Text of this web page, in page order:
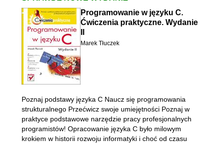
Programowanie w języku C.
Ćwiczenia praktyczne. Wydanie
Marek Tłuczek
Poznaj podstawy języka C Naucz się programowania
strukturalnego Przećwicz swoje umiejętności Poznaj w
praktyce podstawowe narzędzie pracy profesjonalnych
programistów! Opracowanie języka C było milowym
krokiem w historii rozwoju informatyki i choć od czasu